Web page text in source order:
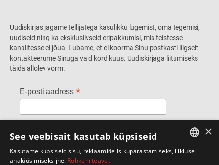
Uudiskirjas jagame tellijatega kasulikku lugemist, oma tegemisi,
uudiseid ning ka eksklusiivseid eripakkumisi, mis teistesse
kanalitesse ei jõua. Lubame, et ei koorma Sinu postkasti liigselt -
kontakteerume Sinuga vaid kord kuus. Uudiskirjaga liitumiseks
täida allolev vorm.
E-posti aadress *
×
See veebisait kasutab küpsiseid
Kasutame küpsiseid sisu, reklaamide isikupärastamiseks, liikluse
analüüsimiseks jne. Rohkem teavet